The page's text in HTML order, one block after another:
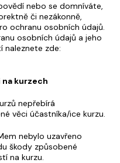
nebo se domníváte,
či nezákonně,
ochranu osobních údajů.
osobních údajů a jeho
naleznete zde:
kurzech
nepřebírá
věci účastníka/ice kurzu.
nebylo uzavřeno
škody způsobené
na kurzu.